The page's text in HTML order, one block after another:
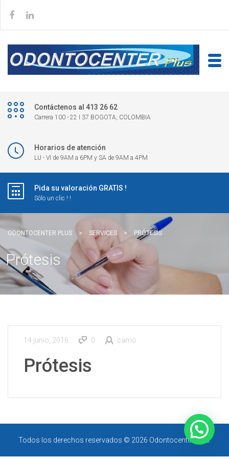
Contáctenos al 413 26 62
Carrera 100 - 22 I 37 BOGOTA, COLOMBIA
Horarios de atención
LU - VI de 9AM a 6PM y SA de 9AM a 4PM
Pida su valoración GRATIS !
Sólo un clic ! !
ODONTOCENTER PLUS > SERVICES > PRÓTESIS
Prótesis
14 junio, 2016 0 camo
Prótesis
Todos los derechos reservados © 2026 Odontocenter Plus.